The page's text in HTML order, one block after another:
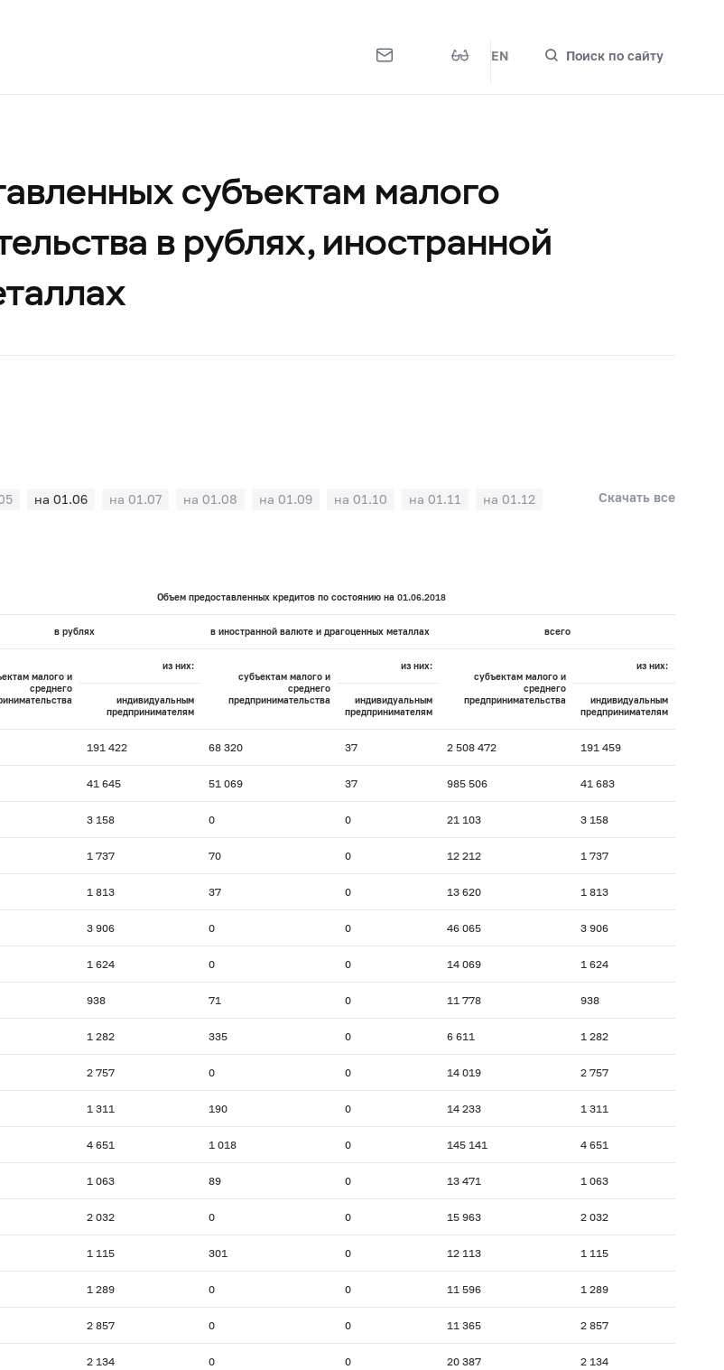
EN Поиск по сайту
субъектам малого
в рублях, иностранной
на 01.06 на 01.07 на 01.08 на 01.09 на 01.10 на 01.11 на 01.12 Скачать все
Объем предоставленных кредитов по состоянию на 01.06.2018
в рублях в иностранной валюте и драгоценных металлах всего
малого и
среднего
из них:
субъектам малого и
среднего
предпринимательства
из них:
субъектам малого и
среднего
предпринимательства
из них:
индивидуальным
предпринимателям
индивидуальным
предпринимателям
индивидуальным
предпринимателям
191 422 68 320 37 2 508 472 191 459
41 645 51 069 37 985 506 41 683
3 158 0 0 21 103 3 158
1 737 70 0 12 212 1 737
1 813 37 0 13 620 1 813
3 906 0 0 46 065 3 906
1 624 0 0 14 069 1 624
938 71 0 11 778 938
1 282 335 0 6 611 1 282
2 757 0 0 14 019 2 757
1 311 190 0 14 233 1 311
4 651 1 018 0 145 141 4 651
1 063 89 0 13 471 1 063
2 032 0 0 15 963 2 032
1 115 301 0 12 113 1 115
1 289 0 0 11 596 1 289
2 857 0 0 11 365 2 857
2 134 0 0 20 387 2 134